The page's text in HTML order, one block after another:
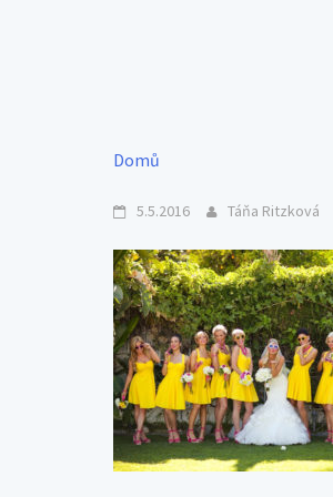
Domů
5.5.2016 Táňa Ritzková